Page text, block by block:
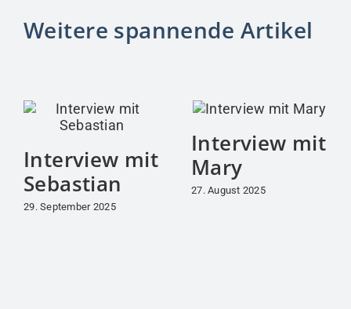
Weitere spannende Artikel
Interview mit
Sebastian
29. September 2025
Interview mit
Mary
27. August 2025